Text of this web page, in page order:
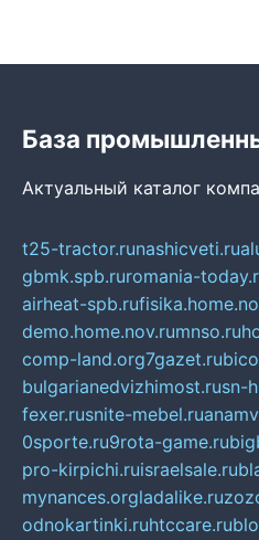
База
Актуальный каталог
t25-tractor.runashicveti.ru
gbmk.spb.ruromania-
airheat-spb.ru
demo.home.nov.rumnso.ru
comp-land.org7gazet.ru
bulgarianedvizhimost.rusn-
fexer.rusnite-mebel.ru
0sporte.ru9rota-game.ru
pro-kirpichi.ruisraelsale.ru
mynances.orgladalike.ru
odnokartinki.ruhtccare.ru